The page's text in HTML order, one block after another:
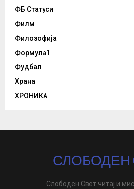
ФБ Статуси
Филм
Филозофија
Формула1
Фудбал
Храна
ХРОНИКА
СЛОБОДЕН
Слободен Свет читај и